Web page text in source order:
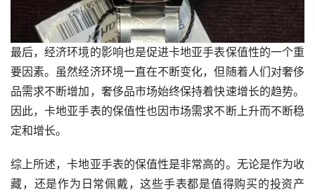
最后，经济环境的影响也是促进卡地亚手表保值性的一个重
要因素。虽然经济环境一直在不断变化，但随着人们对奢侈
品需求不断增加，奢侈品市场始终保持着快速增长的趋势。
因此，卡地亚手表的保值性也因市场需求不断上升而不断稳
定和增长。
综上所述，卡地亚手表的保值性是非常高的。无论是作为收
藏，还是作为日常佩戴，这些手表都是值得购买的投资产